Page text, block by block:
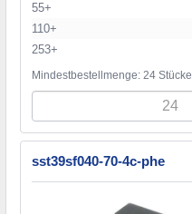
55+
110+
253+
Mindestbestellmenge: 24 Stücke
sst39sf040-70-4c-phe